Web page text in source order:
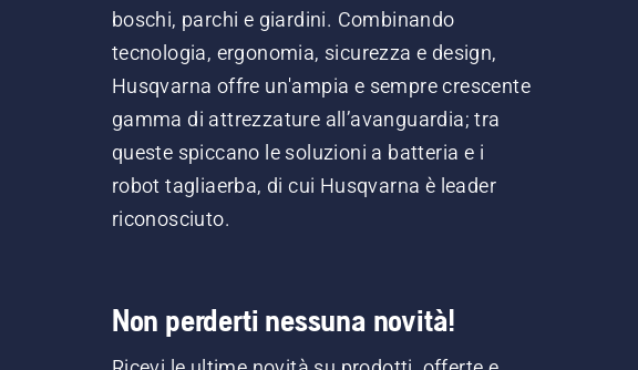
boschi, parchi e giardini. Combinando
tecnologia, ergonomia, sicurezza e design,
Husqvarna offre un'ampia e sempre crescente
gamma di attrezzature all’avanguardia; tra
queste spiccano le soluzioni a batteria e i
robot tagliaerba, di cui Husqvarna è leader
riconosciuto.
Non perderti nessuna novità!